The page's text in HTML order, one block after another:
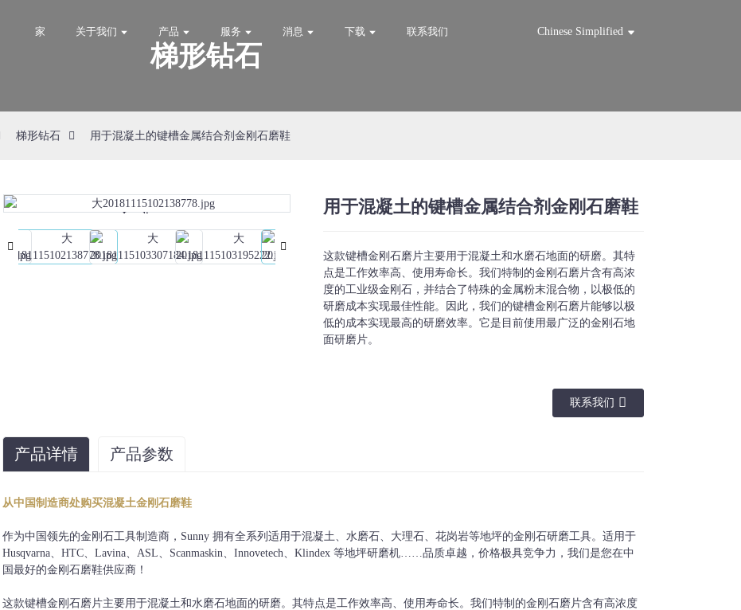
家 关于我们 产品 服务 消息 下载 联系我们 Chinese Simplified
梯形钻石
梯形钻石 用于混凝土的键槽金属结合剂金刚石磨鞋
Loading...
Loading... Loading...
Loading...
用于混凝土的键槽金属结合剂金刚石磨鞋
这款键槽金刚石磨片主要用于混凝土和水磨石地面的研磨。其特
点是工作效率高、使用寿命长。我们特制的金刚石磨片含有高浓
度的工业级金刚石，并结合了特殊的金属粉末混合物，以极低的
研磨成本实现最佳性能。因此，我们的键槽金刚石磨片能够以极
低的成本实现最高的研磨效率。它是目前使用最广泛的金刚石地
面研磨片。
联系我们
产品详情 产品参数
从中国制造商处购买混凝土金刚石磨鞋
作为中国领先的金刚石工具制造商，Sunny 拥有全系列适用于混凝土、水磨石、大理石、花岗岩等地坪的金刚石研磨工具。适用于
Husqvarna、HTC、Lavina、ASL、Scanmaskin、Innovetech、Klindex 等地坪研磨机……品质卓越，价格极具竞争力，我们是您在中
国最好的金刚石磨鞋供应商！
这款键槽金刚石磨片主要用于混凝土和水磨石地面的研磨。其特点是工作效率高、使用寿命长。我们特制的金刚石磨片含有高浓度
超软、非常软、软、中等、硬、非常硬、超
等